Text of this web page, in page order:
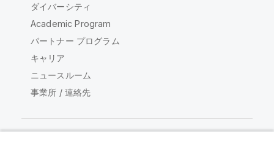
ダイバーシティ
Academic Program
パートナー プログラム
キャリア
ニュースルーム
事業所 / 連絡先